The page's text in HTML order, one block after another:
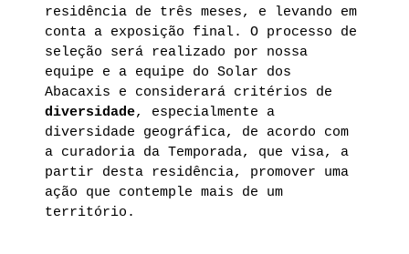
residência de três meses, e levando em
conta a exposição final. O processo de
seleção será realizado por nossa
equipe e a equipe do Solar dos
Abacaxis e considerará critérios de
diversidade, especialmente a
diversidade geográfica, de acordo com
a curadoria da Temporada, que visa, a
partir desta residência, promover uma
ação que contemple mais de um
território.